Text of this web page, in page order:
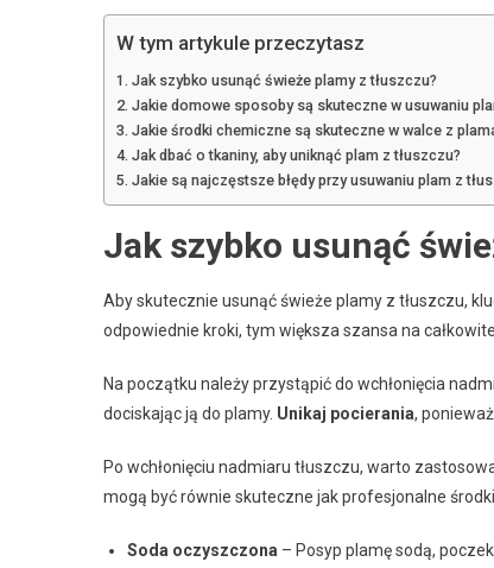
W tym artykule przeczytasz
Jak szybko usunąć świeże plamy z tłuszczu?
Jakie domowe sposoby są skuteczne w usuwaniu
Jakie środki chemiczne są skuteczne w walce z
Jak dbać o tkaniny, aby uniknąć plam z tłuszczu?
Jakie są najczęstsze błędy przy usuwaniu plam z
Jak szybko usunąć
Aby skutecznie usunąć świeże plamy z tłuszczu,
odpowiednie kroki, tym większa szansa na
Na początku należy przystąpić do wchłonięcia
dociskając ją do plamy. Unikaj pocierania,
Po wchłonięciu nadmiaru tłuszczu, warto
mogą być równie skuteczne jak profesjonalne
Soda oczyszczona – Posyp plamę sodą,